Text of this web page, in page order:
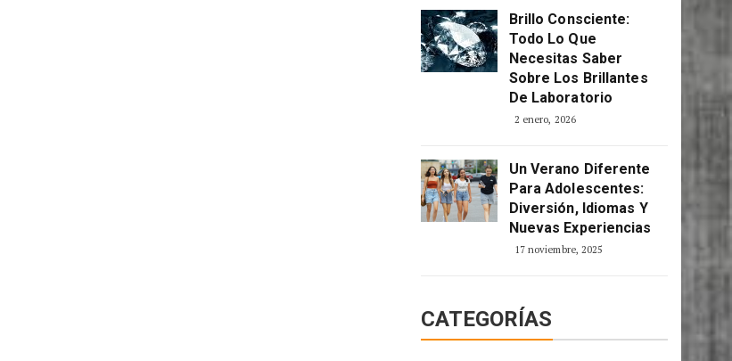
Brillo Consciente:
Todo Lo Que
Necesitas Saber
Sobre Los Brillantes
De Laboratorio
2 enero, 2026
Un Verano Diferente
Para Adolescentes:
Diversión, Idiomas Y
Nuevas Experiencias
17 noviembre, 2025
CATEGORÍAS